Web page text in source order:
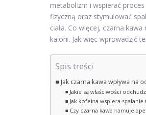
metabolizm i wspierać
fizyczną oraz stymulować
ciała. Co więcej, czarna
kalorii. Jak więc wprowadzić
Spis treści
Jak czarna kawa wpływa na
Jakie są właściwości
Jak kofeina wspiera
Czy czarna kawa hamuje